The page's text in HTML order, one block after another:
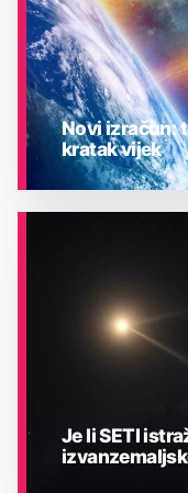
Novi izračun:
kratak vijek
Je li SETI